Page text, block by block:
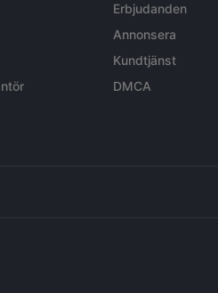
Erbjudanden
Annonsera
Kundtjänst
DMCA